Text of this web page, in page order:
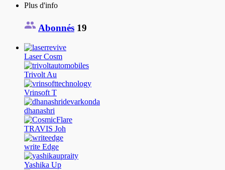
Plus d'info
Abonnés 19
Laser Cosm
Trivolt Au
Vrinsoft T
dhanashri
TRAVIS Joh
write Edge
Yashika Up